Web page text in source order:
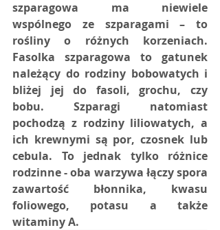
szparagowa ma niewiele
wspólnego ze szparagami – to
rośliny o różnych korzeniach.
Fasolka szparagowa to gatunek
należący do rodziny bobowatych i
bliżej jej do fasoli, grochu, czy
bobu. Szparagi natomiast
pochodzą z rodziny liliowatych, a
ich krewnymi są por, czosnek lub
cebula. To jednak tylko różnice
rodzinne - oba warzywa łączy spora
zawartość błonnika, kwasu
foliowego, potasu a także
witaminy A.